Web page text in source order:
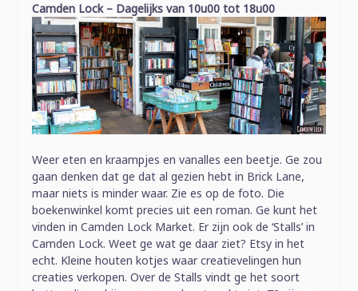
Camden Lock – Dagelijks van 10u00 tot 18u00
Weer eten en kraampjes en vanalles een beetje. Ge zou
gaan denken dat ge dat al gezien hebt in Brick Lane,
maar niets is minder waar. Zie es op de foto. Die
boekenwinkel komt precies uit een roman. Ge kunt het
vinden in Camden Lock Market. Er zijn ook de ‘Stalls’ in
Camden Lock. Weet ge wat ge daar ziet? Etsy in het
echt. Kleine houten kotjes waar creatievelingen hun
creaties verkopen. Over de Stalls vindt ge het soort